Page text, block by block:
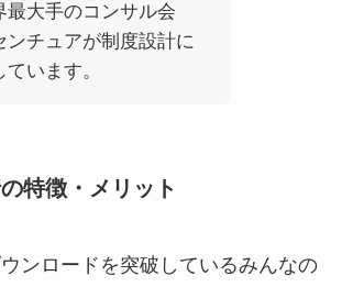
最大手のコンサル会
ンチュアが制度設計に
います。
特徴・メリット
ンロードを突破しているみんなの